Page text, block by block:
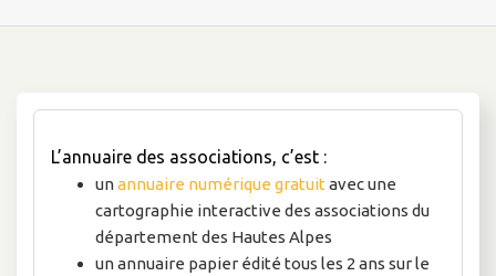
L’annuaire des associations, c’est :
unannuaire numérique gratuitavec une
cartographie interactive des associations du
département des Hautes Alpes
un annuaire papier édité tous les 2 ans sur le